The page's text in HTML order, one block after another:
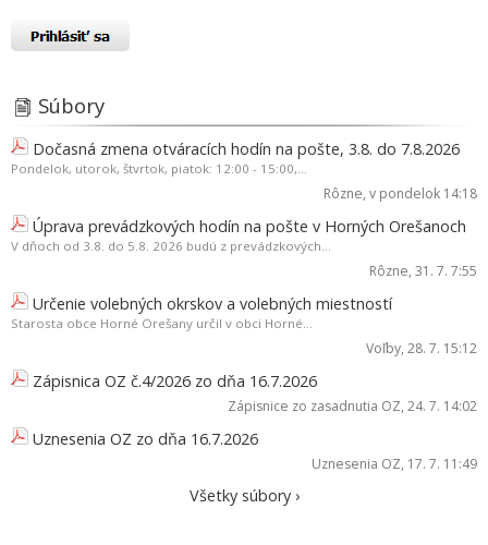
Súbory
Dočasná zmena otváracích hodín na pošte, 3.8. do 7.8.2026
Pondelok, utorok, štvrtok, piatok: 12:00 - 15:00,...
Rôzne, v pondelok 14:18
Úprava prevádzkových hodín na pošte v Horných Orešanoch
V dňoch od 3.8. do 5.8. 2026 budú z prevádzkových...
Rôzne, 31. 7. 7:55
Určenie volebných okrskov a volebných miestností
Starosta obce Horné Orešany určil v obci Horné...
Voľby, 28. 7. 15:12
Zápisnica OZ č.4/2026 zo dňa 16.7.2026
Zápisnice zo zasadnutia OZ, 24. 7. 14:02
Uznesenia OZ zo dňa 16.7.2026
Uznesenia OZ, 17. 7. 11:49
Všetky súbory ›